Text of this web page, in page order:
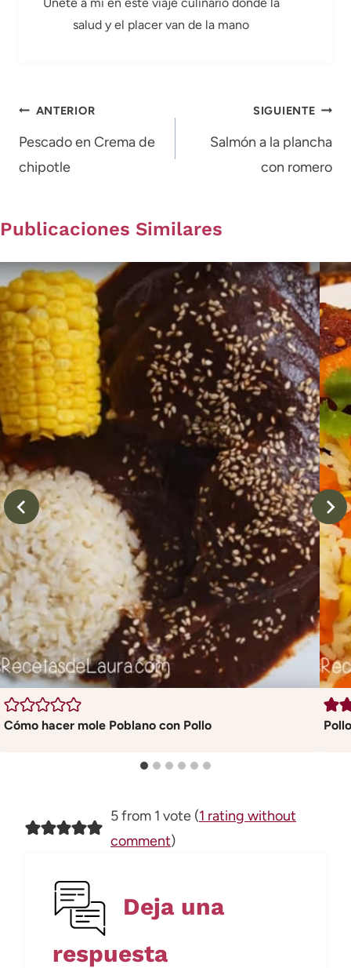
salud y el placer van de la mano
Navegación
de
entradas
ANTERIOR
Pescado en Crema de
chipotle
SIGUIENTE
Salmón a la plancha
con romero
Publicaciones Similares
Cómo hacer mole Poblano con Pollo
5 from 1 vote (1 rating without
comment)
Deja una
respuesta